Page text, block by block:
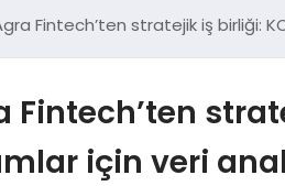
Fintech’ten stratejik iş birliği:
Fintech’ten
için veri